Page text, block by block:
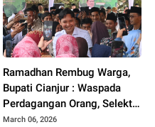
Ramadhan Rembug Warga,
Bupati Cianjur : Waspada
Perdagangan Orang, Selektif
Terima Tawaran Kerja
March 06, 2026